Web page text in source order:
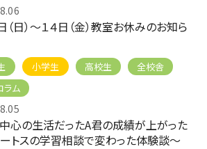
（日）～１４日（金）教室お休みのお知ら
小学生 高校生
全校舎
ラム
心の生活だったA君の成績が上がった
トスの学習相談で変わった体験談～